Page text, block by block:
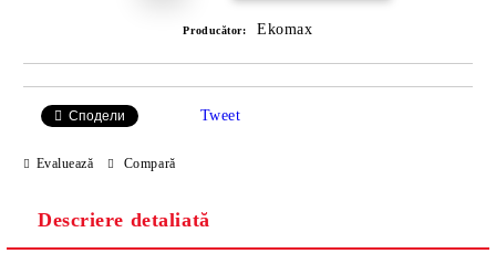
Producător: Ekomax
Сподели Tweet
Evaluează Compară
Descriere detaliată